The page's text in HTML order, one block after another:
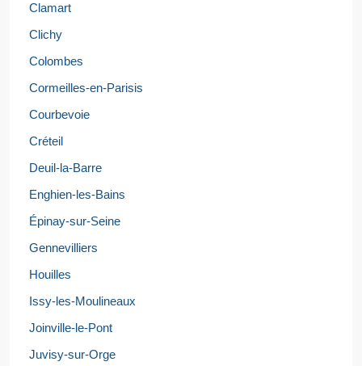
Clamart
Clichy
Colombes
Cormeilles-en-Parisis
Courbevoie
Créteil
Deuil-la-Barre
Enghien-les-Bains
Épinay-sur-Seine
Gennevilliers
Houilles
Issy-les-Moulineaux
Joinville-le-Pont
Juvisy-sur-Orge